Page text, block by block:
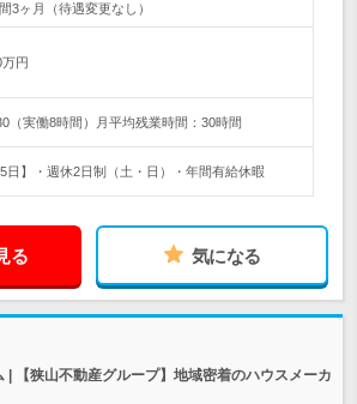
3ヶ月（待遇変更なし）
円
（実働8時間）月平均残業時間：30時間
日】・週休2日制（土・日）・年間有給休暇
る 気になる
| 【狭山不動産グループ】地域密着のハウスメーカ